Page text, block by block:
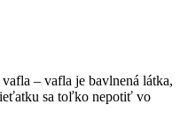
– vafla je bavlnená látka,
sa toľko nepotiť vo